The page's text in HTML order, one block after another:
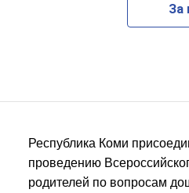
За
Республика Коми
проведению
родителей по вопросам